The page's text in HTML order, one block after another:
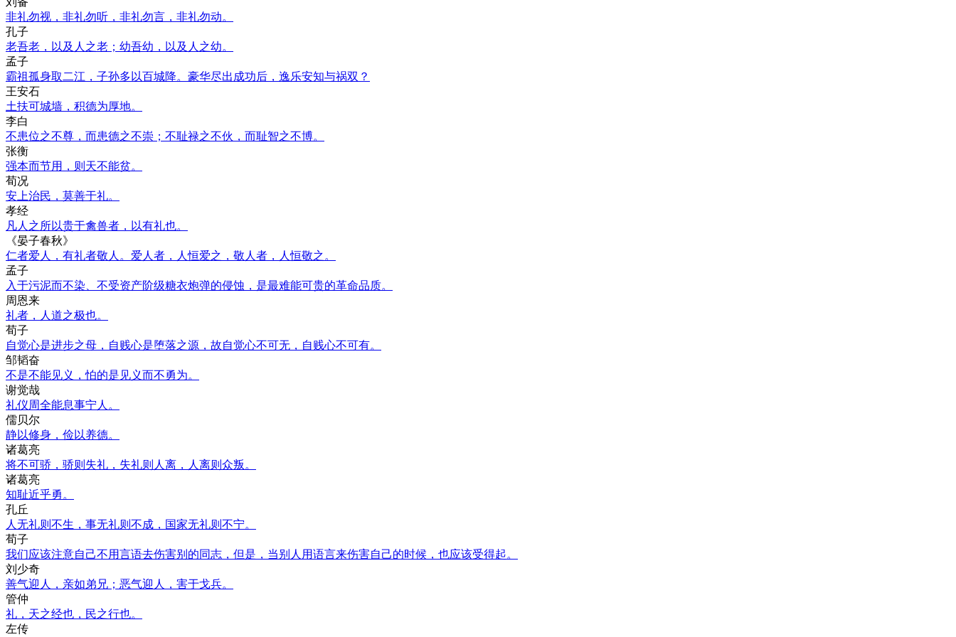
非礼勿视，非礼勿听，非礼勿言，非礼勿动。
孔子
老吾老，以及人之老；幼吾幼，以及人之幼。
孟子
霸祖孤身取二江，子孙多以百城降。豪华尽出成功后，逸乐安知与祸双？
王安石
土扶可城墙，积德为厚地。
李白
不患位之不尊，而患德之不崇；不耻禄之不伙，而耻智之不博。
张衡
强本而节用，则天不能贫。
荀况
安上治民，莫善于礼。
孝经
凡人之所以贵于禽兽者，以有礼也。
《晏子春秋》
仁者爱人，有礼者敬人。爱人者，人恒爱之，敬人者，人恒敬之。
孟子
入于污泥而不染、不受资产阶级糖衣炮弹的侵蚀，是最难能可贵的革命品质。
周恩来
礼者，人道之极也。
荀子
自觉心是进步之母，自贱心是堕落之源，故自觉心不可无，自贱心不可有。
邹韬奋
不是不能见义，怕的是见义而不勇为。
谢觉哉
礼仪周全能息事宁人。
儒贝尔
静以修身，俭以养德。
诸葛亮
将不可骄，骄则失礼，失礼则人离，人离则众叛。
诸葛亮
知耻近乎勇。
孔丘
人无礼则不生，事无礼则不成，国家无礼则不宁。
荀子
我们应该注意自己不用言语去伤害别的同志，但是，当别人用语言来伤害自己的时候，也应该受得起。
刘少奇
善气迎人，亲如弟兄；恶气迎人，害于戈兵。
管仲
礼，天之经也，民之行也。
左传